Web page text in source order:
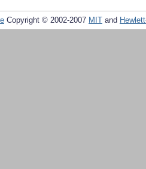
Copyright © 2002-2007 MIT and